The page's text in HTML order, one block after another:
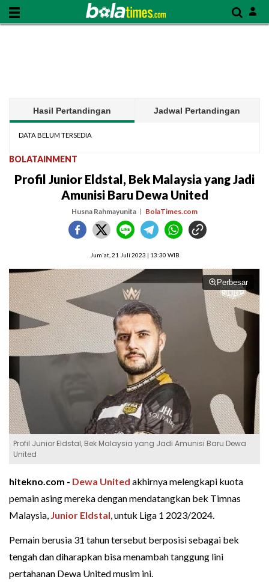
Hasil Pertandingan Jadwal Pertandingan
DATA BELUM TERSEDIA
BOLATAINMENT
Profil Junior Eldstal, Bek Malaysia yang Jadi
Amunisi Baru Dewa United
Husna Rahmayunita BolaTimes.com
Jum'at, 21 Juli 2023 | 13:30 WIB
Perbesar
Profil Junior Eldstal, Bek Malaysia yang Jadi Amunisi Baru Dewa
United
hitekno.com - Dewa United akhirnya melengkapi kuota
pemain asing mereka dengan mendatangkan bek Timnas
Malaysia, Junior Eldstal, untuk Liga 1 2023/2024.
Pemain berusia 31 tahun tersebut berposisi sebagai bek
tengah dan diharapkan bisa menambah tanggung lini
pertahanan Dewa United musim ini.